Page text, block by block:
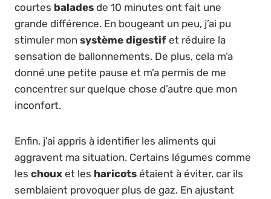
courtes balades de 10 minutes ont fait une
grande différence. En bougeant un peu, j’ai pu
stimuler mon système digestif et réduire la
sensation de ballonnements. De plus, cela m’a
donné une petite pause et m’a permis de me
concentrer sur quelque chose d’autre que mon
inconfort.
Enfin, j’ai appris à identifier les aliments qui
aggravent ma situation. Certains légumes comme
les choux et les haricots étaient à éviter, car ils
semblaient provoquer plus de gaz. En ajustant